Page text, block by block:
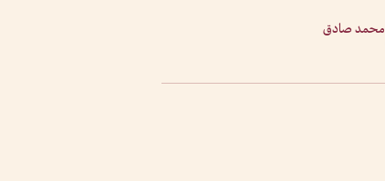
محمد صادق